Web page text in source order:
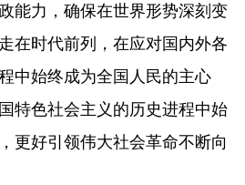
能力，确保在世界形势深刻变
在时代前列，在应对国内外各
中始终成为全国人民的主心
特色社会主义的历史进程中始
更好引领伟大社会革命不断向